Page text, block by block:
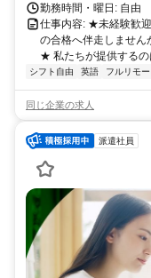
勤務時間・曜日: 自由
仕事内容: ★未経験歓
の合格へ伴走しません
★ 私たちが提供するの
シフト自由 英語 フルリモー
同じ企業の求人
派遣社員